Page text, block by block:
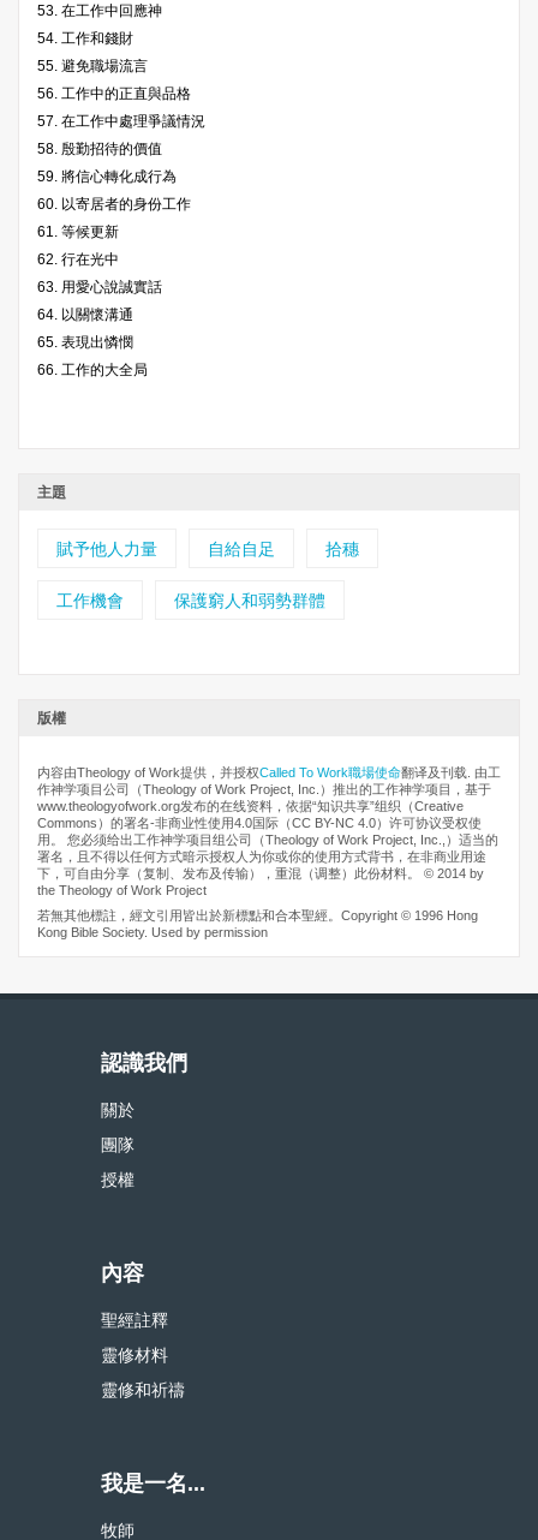
53. 在工作中回應神
54. 工作和錢財
55. 避免職場流言
56. 工作中的正直與品格
57. 在工作中處理爭議情況
58. 殷勤招待的價值
59. 將信心轉化成行為
60. 以寄居者的身份工作
61. 等候更新
62. 行在光中
63. 用愛心說誠實話
64. 以關懷溝通
65. 表現出憐憫
66. 工作的大全局
主題
賦予他人力量 自給自足 拾穗
工作機會 保護窮人和弱勢群體
版權
内容由Theology of Work提供，并授权Called To Work職場使命翻译及刊载. 由工
作神学项目公司（Theology of Work Project, Inc.）推出的工作神学项目，基于
www.theologyofwork.org发布的在线资料，依据“知识共享”组织（Creative
Commons）的署名-非商业性使用4.0国际（CC BY-NC 4.0）许可协议受权使
用。 您必须给出工作神学项目组公司（Theology of Work Project, Inc.,）适当的
署名，且不得以任何方式暗示授权人为你或你的使用方式背书，在非商业用途
下，可自由分享（复制、发布及传输），重混（调整）此份材料。 © 2014 by
the Theology of Work Project
若無其他標註，經文引用皆出於新標點和合本聖經。Copyright © 1996 Hong
Kong Bible Society. Used by permission
認識我們
關於
團隊
授權
內容
聖經註釋
靈修材料
靈修和祈禱
我是一名...
牧師